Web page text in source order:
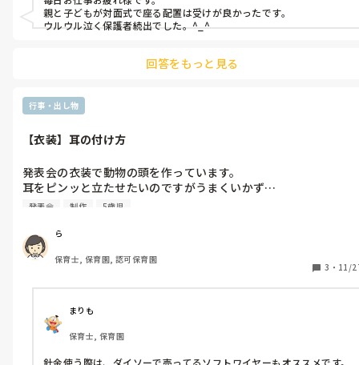
親と子どもが対面式で座る配置は受けが良かったです。
ウルウル泣く保護者続出でした。^_^
回答をもっと見る
行事・出し物
【衣装】耳の付け方
発表会の衣装で動物の頭を作っています。
耳をピンッと立たせたいのですがうまくいかず…
フェルトで作りたいです。
耳の中は厚紙をいれて作りました。2通り試しました。
①ただ上から布用テープで貼り付け(時間経過で落ちる)
②下の厚紙に貫通させた(動きが出ると落ちる)
どうしたら長くピンっとした丈夫な耳にできますか…？
(踊ったり走ったりするので丈夫なのがいいです)
できたら、カチューシャじゃなくて帽子型に耳をつけたいです。
他にも何かいい方法があれば、教えてください。
発表会 制作 5歳児
ら
保育士, 保育園, 認可保育園
3 ・ 11/
まりも
保育士, 保育園
針金使う際は、ダイソーで売ってるソフトワイヤーもオススメです。